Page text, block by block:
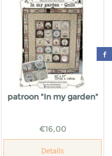
patroon "In my garden"
€16,00
Details